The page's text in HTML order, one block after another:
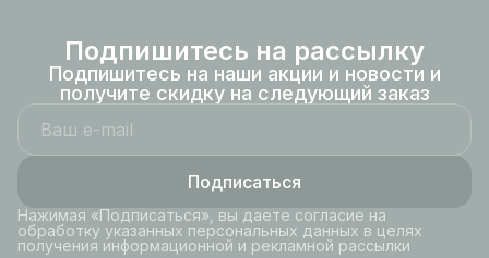
Подпишитесь на рассылку
Подпишитесь на наши акции и новости и
получите скидку на следующий заказ
Подписаться
Нажимая «Подписаться», вы даете согласие на
обработку указанных персональных данных в целях
получения информационной и рекламной рассылки